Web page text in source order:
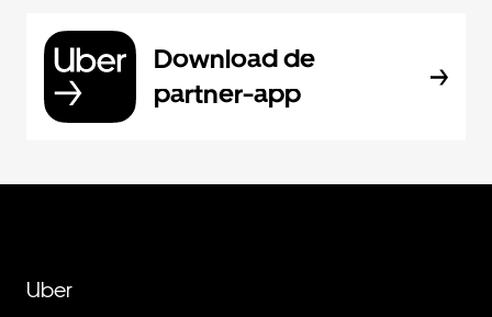
Download de
partner-app
Uber